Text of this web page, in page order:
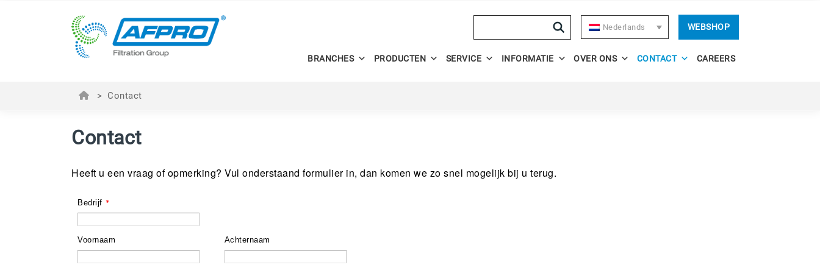
Nederlands WEBSHOP
BRANCHES PRODUCTEN SERVICE INFORMATIE OVER ONS CONTACT CAREERS
> Contact
Contact
Heeft u een vraag of opmerking? Vul onderstaand formulier in, dan komen we zo snel mogelijk bij u terug.
Bedrijf *
Voornaam Achternaam